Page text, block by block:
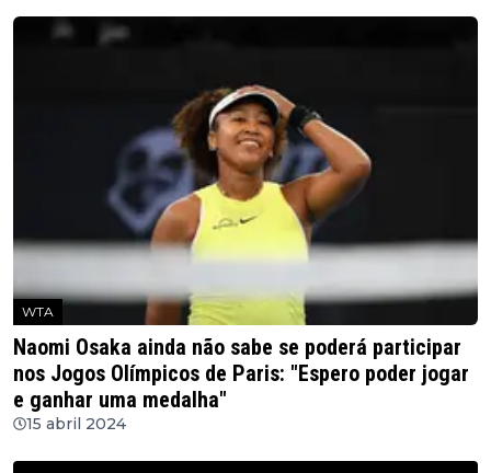
WTA
Naomi Osaka ainda não sabe se poderá participar
nos Jogos Olímpicos de Paris: "Espero poder jogar
e ganhar uma medalha"
15 abril 2024